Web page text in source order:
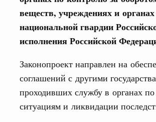
веществ, учреждениях и
национальной гвардии
исполнения Российской
Законопроект направлен на
соглашений с другими
проходивших службу в органах
ситуациям и ликвидации
(2026 год,
федеральных законов, бюджетные
2 июля, четверг
(2026 год,